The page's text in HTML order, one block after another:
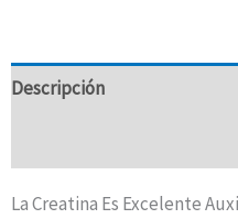
Descripción
La Creatina Es Excelente